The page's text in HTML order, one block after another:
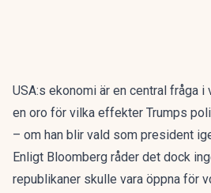
USA:s ekonomi är en central fråga i
en oro för vilka effekter Trumps
– om han blir vald som president
Enligt Bloomberg råder det dock
republikaner skulle vara öppna för